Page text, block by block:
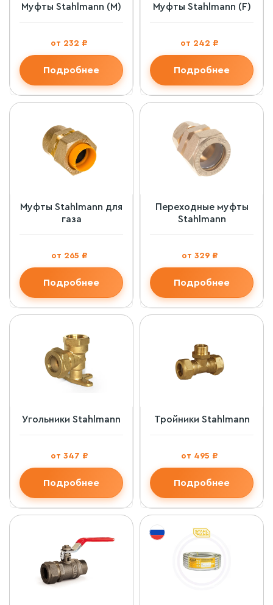
Муфты Stahlmann (M)
от 232 ₽
Подробнее
Муфты Stahlmann (F)
от 242 ₽
Подробнее
Муфты Stahlmann для
газа
от 265 ₽
Подробнее
Переходные муфты
Stahlmann
от 329 ₽
Подробнее
Угольники Stahlmann
от 347 ₽
Подробнее
Тройники Stahlmann
от 495 ₽
Подробнее